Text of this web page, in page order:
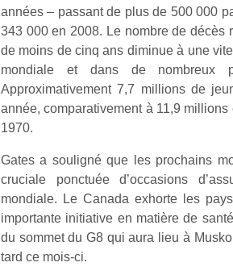
années – passant de plus de 500 000
343 000 en 2008. Le nombre de décès
de moins de cinq ans diminue à une
mondiale et dans de nombreux
Approximativement 7,7 millions de
année, comparativement à 11,9
1970.
Gates a souligné que les prochains
cruciale ponctuée d’occasions
mondiale. Le Canada exhorte les
importante initiative en matière de
du sommet du G8 qui aura lieu à
tard ce mois-ci.
NextGen,
une
nouvelle
trottinette
mécanique
Beeper
débordent
souvent
d’énergie.
Varier les
occupations
n’est pas
Des
trampolines
pour les
grands et
les petits !
estivales
et avec le
retour des
beaux
jours, c’est
l’occasion
de